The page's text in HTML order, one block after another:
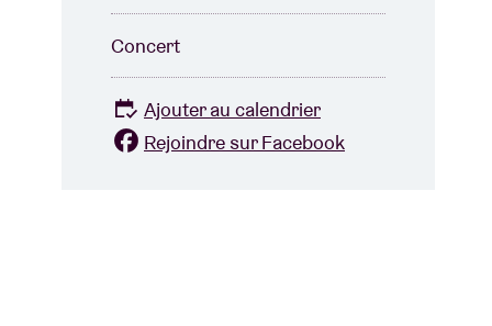
Concert
Ajouter au calendrier
Rejoindre sur Facebook